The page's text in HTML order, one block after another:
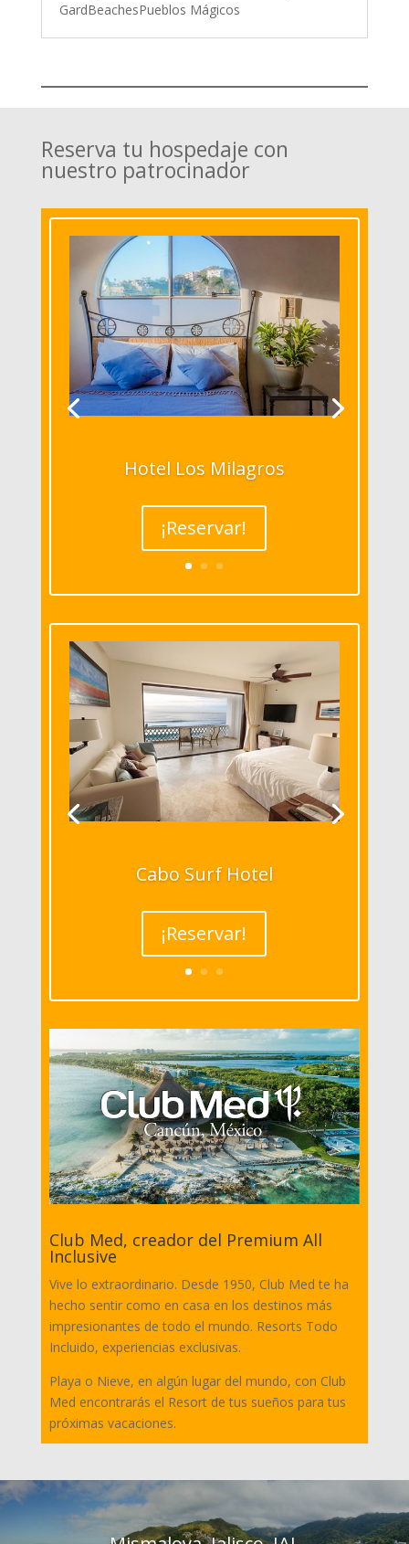
GardBeachesPueblos Mágicos
Reserva tu hospedaje con
nuestro patrocinador
Hotel Los Milagros
¡Reservar!
Cabo Surf Hotel
¡Reservar!
Club Med, creador del Premium All
Inclusive
Vive lo extraordinario. Desde 1950, Club Med te ha
hecho sentir como en casa en los destinos más
impresionantes de todo el mundo. Resorts Todo
Incluido, experiencias exclusivas.
Playa o Nieve, en algún lugar del mundo, con Club
Med encontrarás el Resort de tus sueños para tus
próximas vacaciones.